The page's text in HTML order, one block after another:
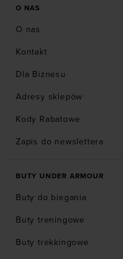
O NAS
O nas
Kontakt
Dla Biznesu
Adresy sklepów
Kody Rabatowe
Zapis do newslettera
BUTY UNDER ARMOUR
Buty do biegania
Buty treningowe
Buty trekkingowe